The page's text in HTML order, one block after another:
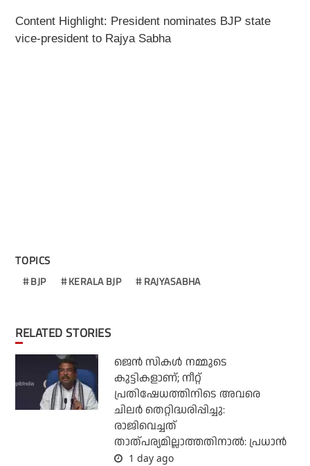
Content Highlight: President nominates BJP state
vice-president to Rajya Sabha
TOPICS
BJP KERALA BJP RAJYASABHA
RELATED STORIES
ജെന്‍ സികള്‍ നമ്മുടെ
കുട്ടികളാണ്; നീറ്റ്
പ്രതിഷേധത്തിനിടെ അവരെ
ചിലര്‍ തെറ്റിദ്ധരിപ്പിച്ചു:
രാജിവെച്ചത്
താത്പര്യമില്ലാത്തതിനാല്‍: പ്രധാന്‍
1 day ago